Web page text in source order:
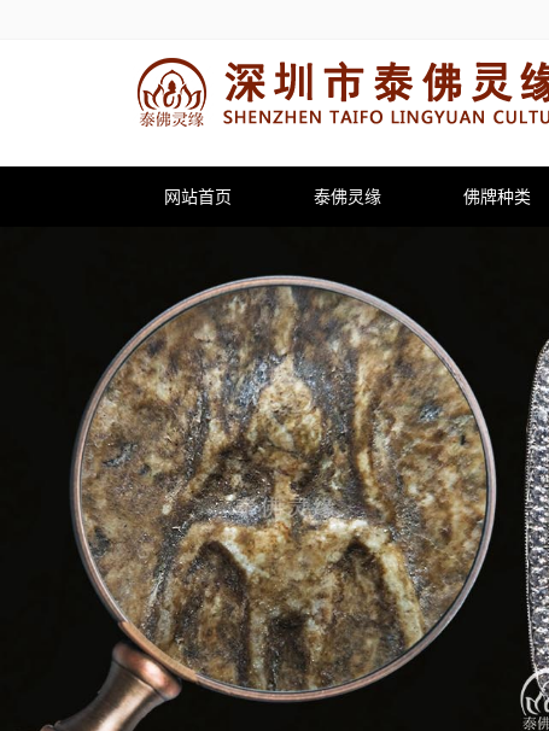
网站首页 泰佛灵缘 佛牌种类